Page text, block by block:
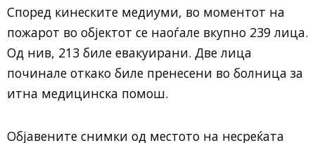
Според кинеските медиуми, во моментот на
пожарот во објектот се наоѓале вкупно 239 лица.
Од нив, 213 биле евакуирани. Две лица
починале откако биле пренесени во болница за
итна медицинска помош.
Објавените снимки од местото на несреќата